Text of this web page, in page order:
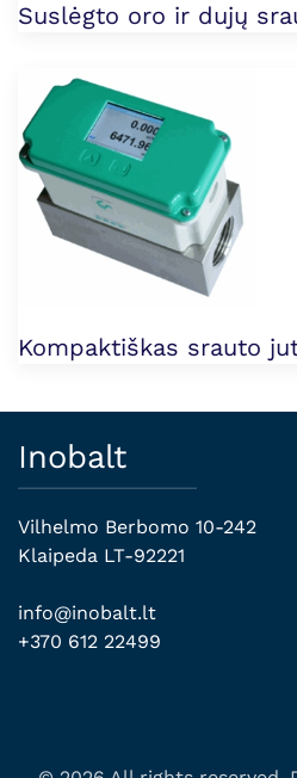
Suslėgto oro ir dujų
Kompaktiškas srauto
Inobalt
Vilhelmo Berbomo 10-242
Klaipeda LT-92221
info@inobalt.lt
+370 612 22499